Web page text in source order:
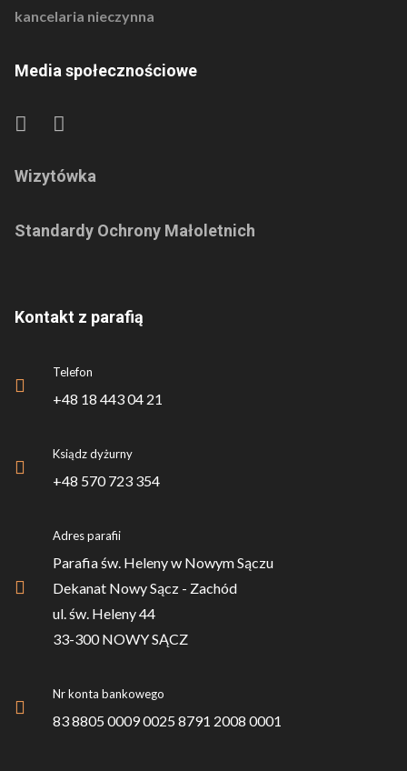
kancelaria nieczynna
Media społecznościowe
Wizytówka
Standardy Ochrony Małoletnich
Kontakt z parafią
Telefon
+48 18 443 04 21
Ksiądz dyżurny
+48 570 723 354
Adres parafii
Parafia św. Heleny w Nowym Sączu
Dekanat Nowy Sącz - Zachód
ul. św. Heleny 44
33-300 NOWY SĄCZ
Nr konta bankowego
83 8805 0009 0025 8791 2008 0001